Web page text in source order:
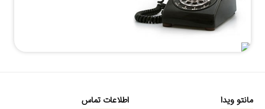
مانتو ویدا اطلاعات تماس